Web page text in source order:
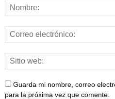
Guarda mi nombre, correo
para la próxima vez que comente.